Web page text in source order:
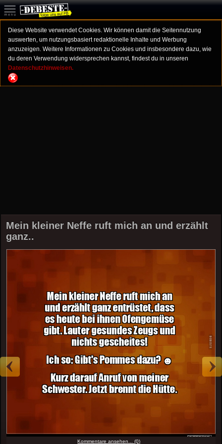
Diese Website verwendet Cookies. Wir können damit die Seitennutzung
auswerten, um nutzungsbasiert redaktionelle Inhalte und Werbung
anzuzeigen. Weitere Informationen zu Cookies und insbesondere dazu, wie
du deren Verwendung widersprechen kannst, findest du in unseren
Datenschutzhinweisen.
Mein kleiner Neffe ruft mich an und erzählt
ganz..
Kommentare ansehen... (0)